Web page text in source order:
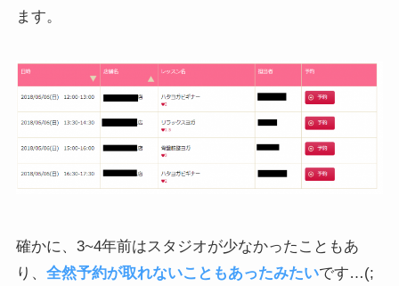
ます。
確かに、3~4年前はスタジオが少なかったこともあ
り、 全然予約が取れないこともあったみたいです…(;